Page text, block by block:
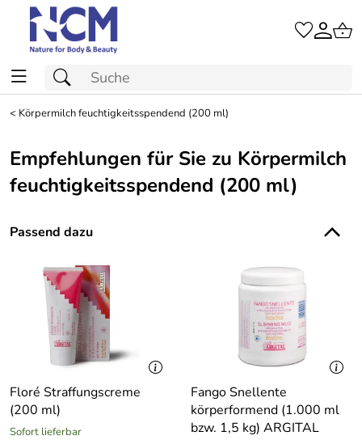
< Körpermilch feuchtigkeitsspendend (200 ml)
Empfehlungen für Sie zu Körpermilch
feuchtigkeitsspendend (200 ml)
Passend dazu
Floré Straffungscreme
(200 ml)
Sofort lieferbar
Fango Snellente
körperformend (1.000 ml
bzw. 1,5 kg) ARGITAL